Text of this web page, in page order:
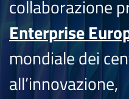
collaborazione
Enterprise
mondiale dei
all’innovazione,